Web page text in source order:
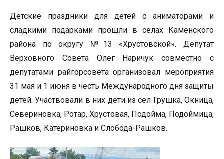
Детские праздники для детей с аниматорами и
сладкими подарками прошли в селах Каменского
района по округу №13 «Хрустовской». Депутат
Верховного Совета Олег Наричук совместно с
депутатами райгорсовета организовал мероприятия
31 мая и 1 июня в честь Международного дня защиты
детей. Участвовали в них дети из сел Грушка, Окница,
Севериновка, Ротар, Хрустовая, Подойма, Подоймица,
Рашков, Катериновка и Слобода-Рашков.